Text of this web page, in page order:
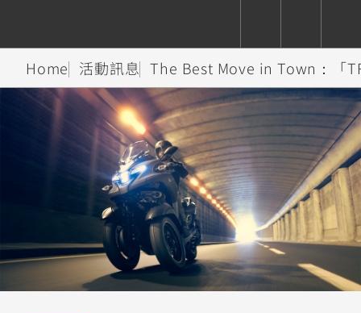
依風格 依排氣量
Super
Sport
Hyper
Naked
Sport
Heritage
YZF-R9
YZF-R7
MT-
09
Y-
AMT
550+
MT-
09
550+
XSR
700
550+
依風格 依排氣量
Premium Sport FashionAdventureFamily
XMAX
CYGNUS
XR
150
Limi
125
Vinoora
BW'S
125
PW50
AXIS
Z /
Zii
125
CUXiE
2.5 kw
追蹤愛車
我的愛車 瀏覽紀錄
Home 活動訊息 The Best Move in Town：「